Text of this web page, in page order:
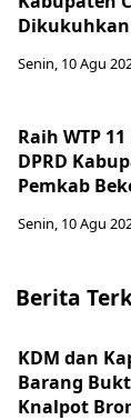
Dikukuhkan
Senin, 10 Agu
Raih WTP
DPRD
Pemkab
Senin, 10 Agu
Berita
KDM dan
Barang
Knalpot